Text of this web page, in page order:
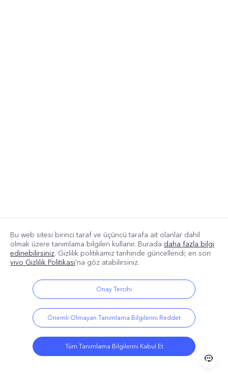
Bu web sitesi birinci taraf ve üçüncü tarafa ait olanlar dahil
olmak üzere tanımlama bilgileri kullanır. Burada daha fazla bilgi
edinebilirsiniz. Gizlilik politikamıztarihinde güncellendi; en son
vivo Gizlilik Politikası'na göz atabilirsiniz.
Onay Tercihi
Önemli Olmayan Tanımlama Bilgilerini Reddet
Tüm Tanımlama Bilgilerini Kabul Et